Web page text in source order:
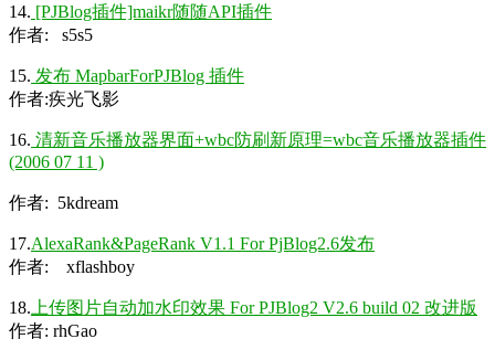
14. [PJBlog插件]maikr随随API插件
作者: s5s5
15. 发布 MapbarForPJBlog 插件
作者:疾光飞影
16. 清新音乐播放器界面+wbc防刷新原理=wbc音乐播放器插件
(2006 07 11 )
作者: 5kdream
17.AlexaRank&PageRank V1.1 For PjBlog2.6发布
作者: xflashboy
18. 上传图片自动加水印效果 For PJBlog2 V2.6 build 02 改进版
作者: rhGao